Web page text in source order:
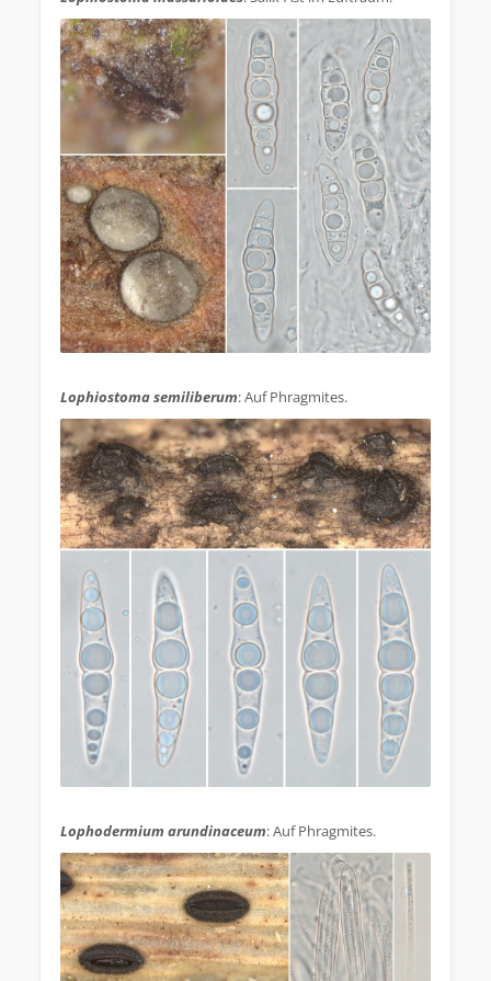
Lophiostoma semiliberum: Auf Phragmites.
Lophodermium arundinaceum: Auf Phragmites.